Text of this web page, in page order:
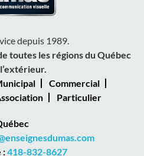
depuis 1989.
toutes les régions du Québec
Commercial
Particulier
:418-832-8627